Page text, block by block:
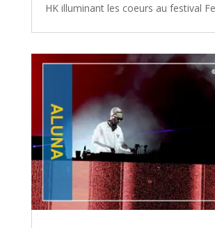
HK illuminant les coeurs au festival